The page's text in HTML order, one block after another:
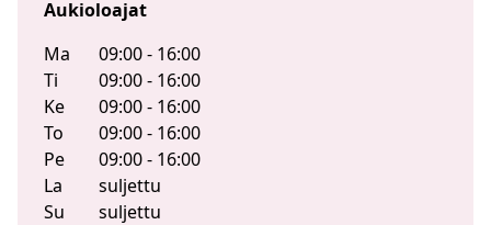
Aukioloajat
Ma
09:00 - 16:00
Ti
09:00 - 16:00
Ke
09:00 - 16:00
To
09:00 - 16:00
Pe
09:00 - 16:00
La
suljettu
Su
suljettu